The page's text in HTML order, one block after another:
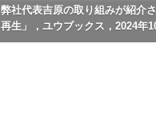
弊社代表吉原の取り組みが紹介
再生」，ユウブックス，2024年